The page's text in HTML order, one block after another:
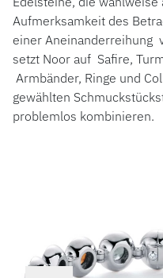
Aufmerksamkeit des
einer Aneinanderreihung
setzt Noor auf Safire,
Armbänder, Ringe und
gewählten
problemlos kombinieren.